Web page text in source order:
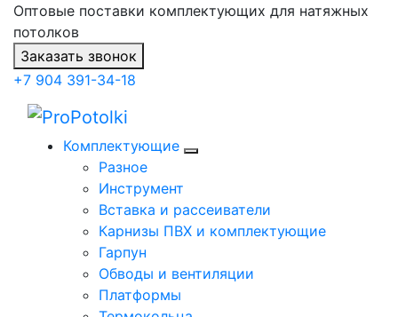
Оптовые поставки комплектующих для натяжных
потолков
Заказать звонок
+7 904 391-34-18
Комплектующие
Разное
Инструмент
Вставка и рассеиватели
Карнизы ПВХ и комплектующие
Гарпун
Обводы и вентиляции
Платформы